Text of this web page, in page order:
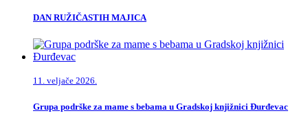
DAN RUŽIČASTIH MAJICA
11. veljače 2026.
Grupa podrške za mame s bebama u Gradskoj knjižnici Đurđevac